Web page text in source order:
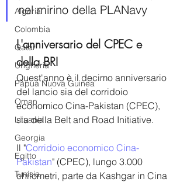
Algeria
Colombia
Qatar
Ungheria
Papua Nuova Guinea
Oman
Lituania
Georgia
Egitto
Tunisia
nel mirino della PLANavy
L'anniversario del CPEC e
della BRI
Quest'anno è il decimo anniversario
del lancio sia del corridoio
economico Cina-Pakistan (CPEC),
sia della Belt and Road Initiative.
Il "Corridoio economico Cina-
Pakistan" (CPEC), lungo 3.000
chilometri, parte da Kashgar in Cina